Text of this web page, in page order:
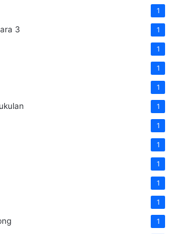
1
3 1
1
1
1
1
1
1
1
1
1
1